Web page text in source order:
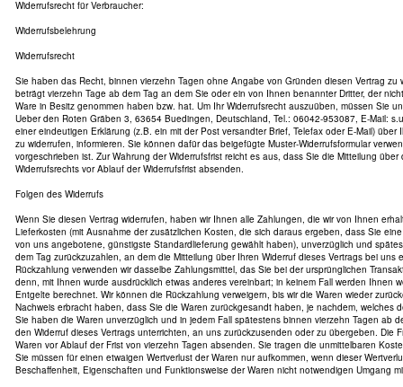
Widerrufsrecht für Verbraucher:
Widerrufsbelehrung
Widerrufsrecht
Sie haben das Recht, binnen vierzehn Tagen ohne Angabe von Gründen diesen Vertrag zu
beträgt vierzehn Tage ab dem Tag an dem Sie oder ein von Ihnen benannter Dritter, der
Ware in Besitz genommen haben bzw. hat. Um Ihr Widerrufsrecht auszuüben, müssen Sie
Ueber den Roten Gräben 3, 63654 Buedingen, Deutschland, Tel.: 06042-953087, E-Mail:
einer eindeutigen Erklärung (z.B. ein mit der Post versandter Brief, Telefax oder E-Mail) über
zu widerrufen, informieren. Sie können dafür das beigefügte Muster-Widerrufsformular
vorgeschrieben ist. Zur Wahrung der Widerrufsfrist reicht es aus, dass Sie die Mitteilung
Widerrufsrechts vor Ablauf der Widerrufsfrist absenden.
Folgen des Widerrufs
Wenn Sie diesen Vertrag widerrufen, haben wir Ihnen alle Zahlungen, die wir von Ihnen
Lieferkosten (mit Ausnahme der zusätzlichen Kosten, die sich daraus ergeben, dass Sie
von uns angebotene, günstigste Standardlieferung gewählt haben), unverzüglich und
dem Tag zurückzuzahlen, an dem die Mitteilung über Ihren Widerruf dieses Vertrags bei uns
Rückzahlung verwenden wir dasselbe Zahlungsmittel, das Sie bei der ursprünglichen
denn, mit Ihnen wurde ausdrücklich etwas anderes vereinbart; in keinem Fall werden Ihnen
Entgelte berechnet. Wir können die Rückzahlung verweigern, bis wir die Waren wieder
Nachweis erbracht haben, dass Sie die Waren zurückgesandt haben, je nachdem, welches
Sie haben die Waren unverzüglich und in jedem Fall spätestens binnen vierzehn Tagen ab
den Widerruf dieses Vertrags unterrichten, an uns zurückzusenden oder zu übergeben. Die
Waren vor Ablauf der Frist von vierzehn Tagen absenden. Sie tragen die unmittelbaren
Sie müssen für einen etwaigen Wertverlust der Waren nur aufkommen, wenn dieser
Beschaffenheit, Eigenschaften und Funktionsweise der Waren nicht notwendigen Umgang